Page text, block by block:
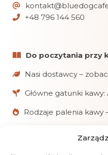
+48 796 144 560
Do poczytania przy
Nasi dostawcy –
Główne gatunki
Rodzaje palenia kawy